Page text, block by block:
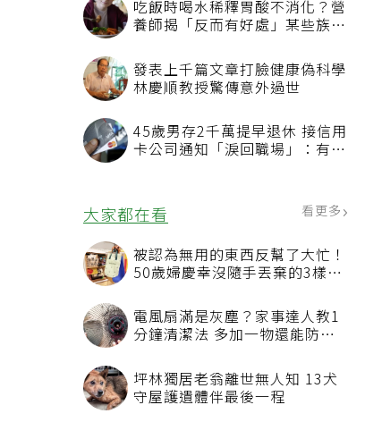
吃飯時喝水稀釋胃酸不消化？營
養師揭「反而有好處」某些族群
發表上千篇文章打臉健康偽科學
林慶順教授驚傳意外過世
45歲男存2千萬提早退休 接信用
卡公司通知「淚回職場」：有錢
大家都在看
被認為無用的東西反幫了大忙！
50歲婦慶幸沒隨手丟棄的3樣物
電風扇滿是灰塵？家事達人教1
坪林獨居老翁離世無人知 13犬
守屋護遺體伴最後一程